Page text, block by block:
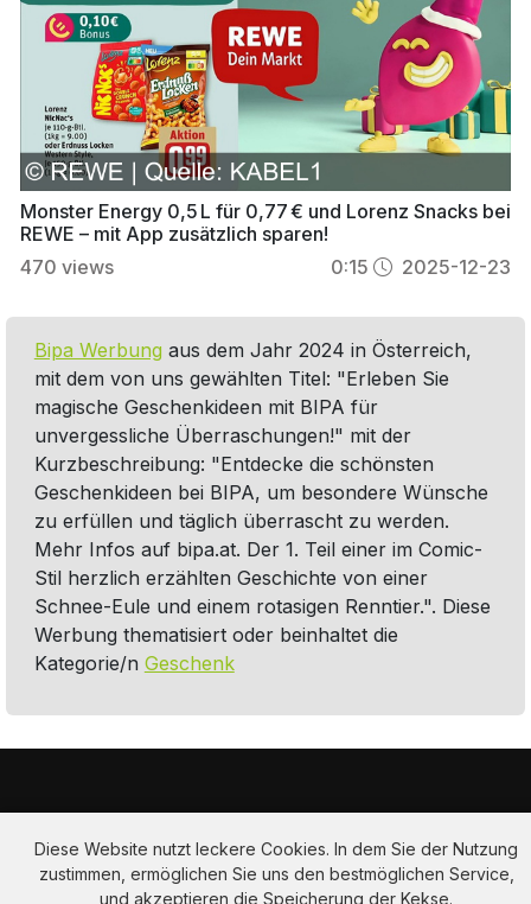
Diese Website nutzt leckere Cookies. In dem Sie der Nutzung
zustimmen, ermöglichen Sie uns den bestmöglichen Service,
und akzeptieren die Speicherung der Kekse.
Monster Energy 0,5 L für 0,77 € und Lorenz Snacks bei
REWE – mit App zusätzlich sparen!
470 views 0:15 2025-12-23
Bipa Werbung aus dem Jahr 2024 in Österreich,
mit dem von uns gewählten Titel: "Erleben Sie
magische Geschenkideen mit BIPA für
unvergessliche Überraschungen!" mit der
Kurzbeschreibung: "Entdecke die schönsten
Geschenkideen bei BIPA, um besondere Wünsche
zu erfüllen und täglich überrascht zu werden.
Mehr Infos auf bipa.at. Der 1. Teil einer im Comic-
Stil herzlich erzählten Geschichte von einer
Schnee-Eule und einem rotasigen Renntier.". Diese
Werbung thematisiert oder beinhaltet die
Kategorie/n Geschenk